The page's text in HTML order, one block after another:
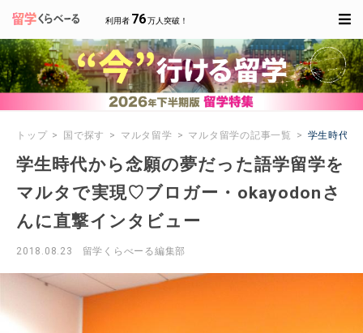
利用者 76万人突破！
トップ 国で探す マルタ留学 マルタ留学の記事一覧 学生時代
学生時代から念願の夢だった語学留学を
マルタで実現♡ブロガー・okayodonさ
んに直撃インタビュー
2018.08.23 留学くらべーる編集部